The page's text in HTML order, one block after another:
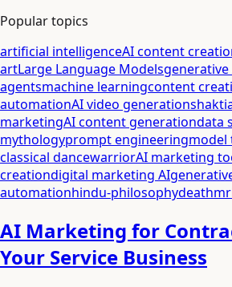
Popular topics
artificial intelligenceAI content
artLarge Language Modelsgenerative
agentsmachine learningcontent
automationAI video generationshakti
marketingAI content generationdata
mythologyprompt engineeringmodel
classical dancewarriorAI marketing
creationdigital marketing AI
automationhindu-philosophydeath
AI Marketing for
Your Service Business